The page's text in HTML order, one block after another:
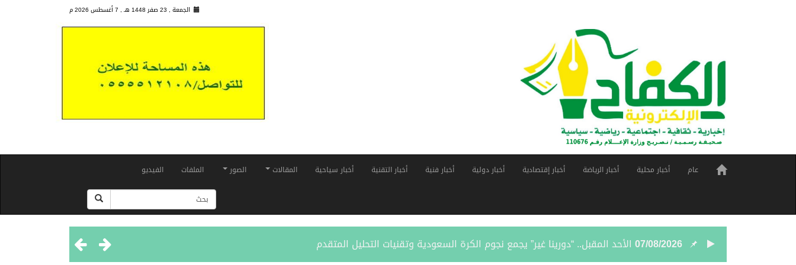
الجمعة , 23 صفر 1448 هـ , 7 أغسطس 2026 م
عام أخبار محلية أخبار الرياضة أخبار إقتصادية أخبار دولية أخبار فنية أخبار التقنية أخبار سياحية المقالات الصور الملفات الفيديو
07/08/2026 الأحد المقبل.. “دورينا غير” يجمع نجوم الكرة السعودية وتقنيات التحليل المتقدم